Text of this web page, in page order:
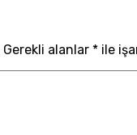
Gerekli alanlar * ile